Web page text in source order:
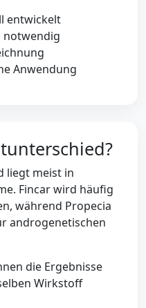
entwickelt
notwendig
Anwendung
liegt meist in
Fincar wird häufig
während Propecia
androgenetischen
die Ergebnisse
Wirkstoff